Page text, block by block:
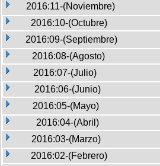
2016:11-(Noviembre)
2016:10-(Octubre)
2016:09-(Septiembre)
2016:08-(Agosto)
2016:07-(Julio)
2016:06-(Junio)
2016:05-(Mayo)
2016:04-(Abril)
2016:03-(Marzo)
2016:02-(Febrero)